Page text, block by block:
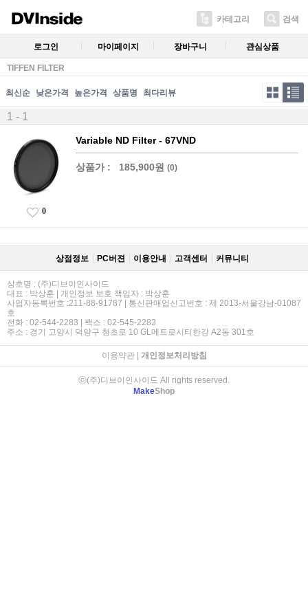
카테고리 검색
로그인 마이페이지 장바구니 관심상품
TIFFEN FILTER
최신순 낮은가격 높은가격 상품명 최다리뷰
1 - 1
Variable ND Filter - 67VND
상품가 : 185,900원 (0)
0
상점정보 PC버젼 이용안내 고객센터 커뮤니티
상호명 : (주)디브이인사이드
대표 : 박상훈 | 개인정보 보호 책임자 : 박상훈
사업자등록번호 :211-88-91787 | 통신판매업신고번호 : 제 2013-서울강남-01087
호
전화 : 02-544-2283 | 팩스 : 02-545-2283
주소 : 경기 고양시 덕양구 청초로 10 GL메트로시티한강 A2동 301호
이용약관| 개인정보처리방침
ⓒ(주)디브이인사이드 All rights reserved.
MakeShop